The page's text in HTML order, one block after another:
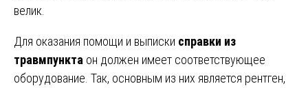
велик.
Для оказания помощи и выписки справки из
травмпункта он должен имеет соответствующее
оборудование. Так, основным из них является рентген,